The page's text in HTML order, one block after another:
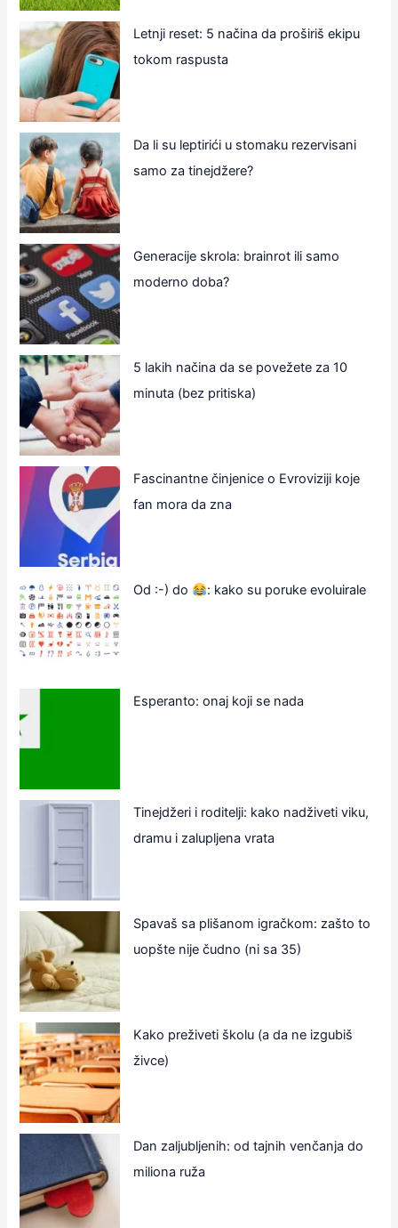
Letnji reset: 5 načina da proširiš ekipu
tokom raspusta
Da li su leptirići u stomaku rezervisani
samo za tinejdžere?
Generacije skrola: brainrot ili samo
moderno doba?
5 lakih načina da se povežete za 10
minuta (bez pritiska)
Fascinantne činjenice o Evroviziji koje
fan mora da zna
Od :-) do : kako su poruke evoluirale
Esperanto: onaj koji se nada
Tinejdžeri i roditelji: kako nadživeti viku,
dramu i zalupljena vrata
Spavaš sa plišanom igračkom: zašto to
uopšte nije čudno (ni sa 35)
Kako preživeti školu (a da ne izgubiš
živce)
Dan zaljubljenih: od tajnih venčanja do
miliona ruža